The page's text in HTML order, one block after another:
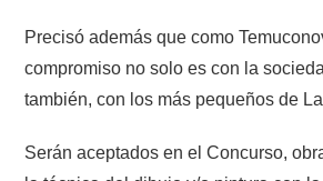
Precisó además que como
compromiso no solo es con la
también, con los más pequeños de
Serán aceptados en el Concurso,